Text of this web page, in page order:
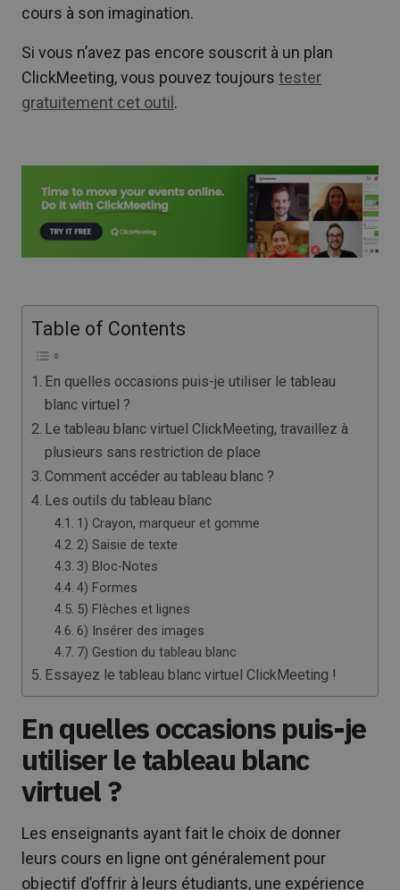
cours à son imagination.
Si vous n’avez pas encore souscrit à un plan
ClickMeeting, vous pouvez toujours tester
gratuitement cet outil .
Table of Contents
En quelles occasions puis-je utiliser le tableau
blanc virtuel ?
Le tableau blanc virtuel ClickMeeting, travaillez à
plusieurs sans restriction de place
Comment accéder au tableau blanc ?
Les outils du tableau blanc
1) Crayon, marqueur et gomme
2) Saisie de texte
3) Bloc-Notes
4) Formes
5) Flèches et lignes
6) Insérer des images
7) Gestion du tableau blanc
Essayez le tableau blanc virtuel ClickMeeting !
En quelles occasions puis-je
utiliser le tableau blanc
virtuel ?
Les enseignants ayant fait le choix de donner
leurs cours en ligne ont généralement pour
objectif d’offrir à leurs étudiants, une expérience